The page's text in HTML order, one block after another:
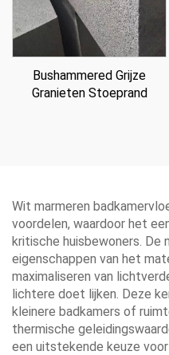
Bushammered Grijze
Granieten Stoeprand
Wit marmeren
voordelen, waardoor het
kritische huisbewoners. De
eigenschappen van het
maximaliseren van
lichtere doet lijken. Deze
kleinere badkamers of
thermische
een uitstekende keuze